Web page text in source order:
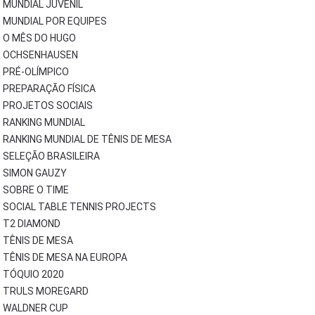
MUNDIAL JUVENIL
MUNDIAL POR EQUIPES
O MÊS DO HUGO
OCHSENHAUSEN
PRÉ-OLÍMPICO
PREPARAÇÃO FÍSICA
PROJETOS SOCIAIS
RANKING MUNDIAL
RANKING MUNDIAL DE TÊNIS DE MESA
SELEÇÃO BRASILEIRA
SIMON GAUZY
SOBRE O TIME
SOCIAL TABLE TENNIS PROJECTS
T2 DIAMOND
TÊNIS DE MESA
TÊNIS DE MESA NA EUROPA
TÓQUIO 2020
TRULS MOREGARD
WALDNER CUP